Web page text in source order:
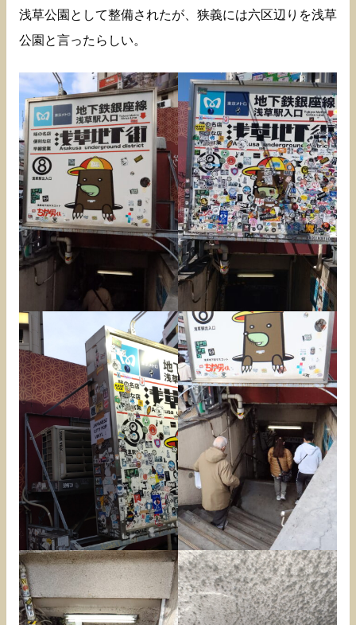
浅草公園として整備されたが、狭義には六区辺りを浅草
公園と言ったらしい。